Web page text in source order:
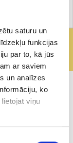
saturu un
funkcijas
par to, kā jūs
ar saviem
un analīzes
ko
viņu
māsa Simona Ļebedeva